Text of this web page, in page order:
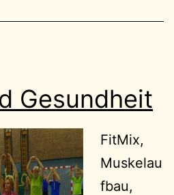
Gesundheit
FitMix,
Muskelau
fbau,